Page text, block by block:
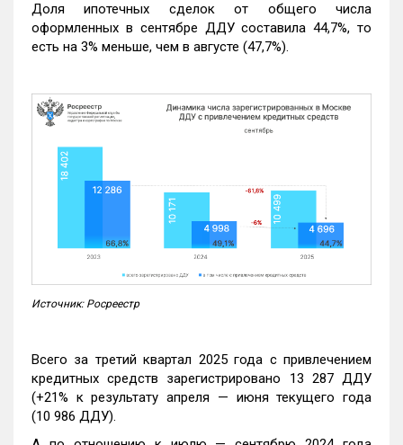
Доля ипотечных сделок от общего числа
оформленных в сентябре ДДУ составила 44,7%, то
есть на 3% меньше, чем в августе (47,7%).
Источник: Росреестр
Всего за третий квартал 2025 года с привлечением
кредитных средств зарегистрировано 13 287 ДДУ
(+21% к результату апреля — июня текущего года
(10 986 ДДУ).